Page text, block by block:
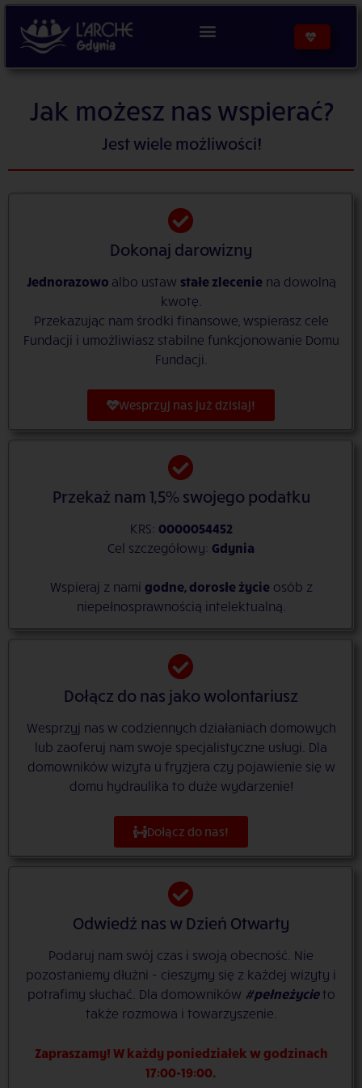
treści
Jak możesz nas wspierać?
Jest wiele możliwości!
Dokonaj darowizny
Jednorazowo albo ustaw stałe zlecenie na dowolną
kwotę.
Przekazując nam środki finansowe, wspierasz cele
Fundacji i umożliwiasz stabilne funkcjonowanie Domu
Fundacji.
Wesprzyj nas już dzisiaj!
Przekaż nam 1,5% swojego podatku
KRS: 0000054452
Cel szczegółowy: Gdynia
Wspieraj z nami godne, dorosłe życie osób z
niepełnosprawnością intelektualną.
Dołącz do nas jako wolontariusz
Wesprzyj nas w codziennych działaniach domowych
lub zaoferuj nam swoje specjalistyczne usługi. Dla
domowników wizyta u fryzjera czy pojawienie się w
domu hydraulika to duże wydarzenie!
Dołącz do nas!
Odwiedź nas w Dzień Otwarty
Podaruj nam swój czas i swoją obecność. Nie
pozostaniemy dłużni - cieszymy się z każdej wizyty i
potrafimy słuchać. Dla domowników #pełneżycieto
także rozmowa i towarzyszenie.
Zapraszamy! W każdy poniedziałek w godzinach
17:00-19:00.